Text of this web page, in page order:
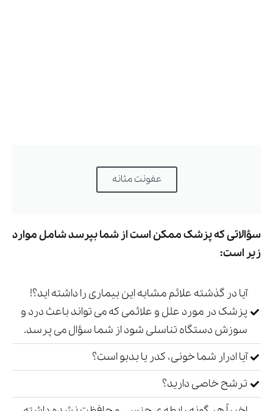
عفونت مثانه
سؤالاتی که پزشک ممکن است از شما بپرسد شامل موارد
زیر است:
آیا در گذشته علائم مشابه این بیماری را داشته اید؟!
پزشک در مورد علل و علائمی که می تواند باعث درد و
سوزش دستگاه تناسلی شود از شما سؤال می پرسد.
آیا ادرار شما خونی، کدر یا بدبو است؟
ترشح خاصی دارید؟